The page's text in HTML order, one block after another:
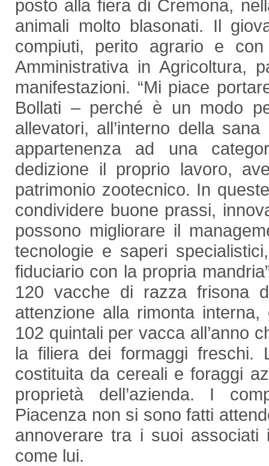
posto alla fiera di Cremona,
animali molto blasonati. Il
compiuti, perito agrario e
Amministrativa in Agricoltura,
manifestazioni. “Mi piace
Bollati – perché è un modo
allevatori, all’interno della
appartenenza ad una
dedizione il proprio lavoro,
patrimonio zootecnico. In
condividere buone prassi,
possono migliorare il
tecnologie e saperi
fiduciario con la propria
120 vacche di razza frisona
attenzione alla rimonta
102 quintali per vacca all’anno
la filiera dei formaggi
costituita da cereali e foraggi
proprietà dell’azienda. I
Piacenza non si sono fatti
annoverare tra i suoi associati
come lui.